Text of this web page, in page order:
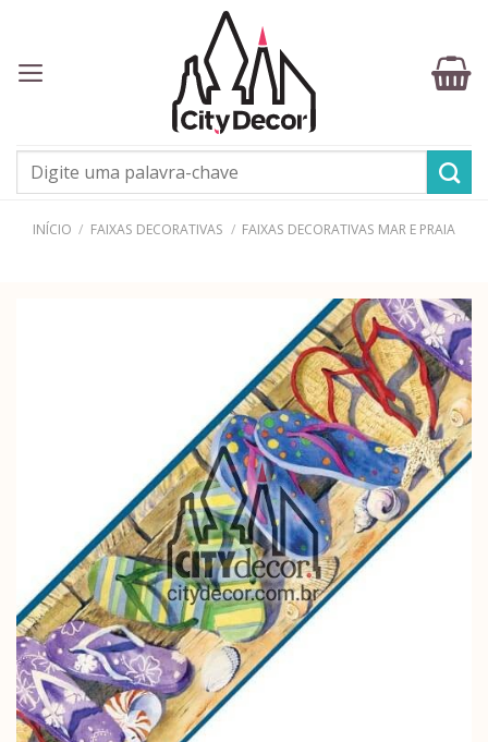
content
Pesquisar
por:
INÍCIO / FAIXAS DECORATIVAS / FAIXAS DECORATIVAS MAR E PRAIA